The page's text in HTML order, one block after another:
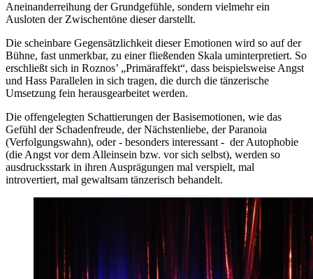
Aneinanderreihung der Grundgefühle, sondern vielmehr ein
Ausloten der Zwischentöne dieser darstellt.
Die scheinbare Gegensätzlichkeit dieser Emotionen wird so auf der
Bühne, fast unmerkbar, zu einer fließenden Skala uminterpretiert. So
erschließt sich in Roznos’ „Primäraffekt“, dass beispielsweise Angst
und Hass Parallelen in sich tragen, die durch die tänzerische
Umsetzung fein herausgearbeitet werden.
Die offengelegten Schattierungen der Basisemotionen, wie das
Gefühl der Schadenfreude, der Nächstenliebe, der Paranoia
(Verfolgungswahn), oder - besonders interessant - der Autophobie
(die Angst vor dem Alleinsein bzw. vor sich selbst), werden so
ausdrucksstark in ihren Ausprägungen mal verspielt, mal
introvertiert, mal gewaltsam tänzerisch behandelt.